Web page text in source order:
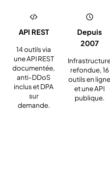
API REST
14 outils via
une API REST
documentée,
anti-DDoS
inclus et DPA
sur
demande.
Depuis
2007
refondue, 16
outils en ligne
et une API
publique.